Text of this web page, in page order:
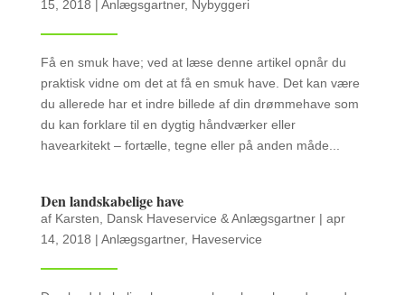
15, 2018 | Anlægsgartner, Nybyggeri
Få en smuk have; ved at læse denne artikel opnår du
praktisk vidne om det at få en smuk have. Det kan være
du allerede har et indre billede af din drømmehave som
du kan forklare til en dygtig håndværker eller
havearkitekt – fortælle, tegne eller på anden måde...
Den landskabelige have
af Karsten, Dansk Haveservice & Anlægsgartner| apr
14, 2018 | Anlægsgartner, Haveservice